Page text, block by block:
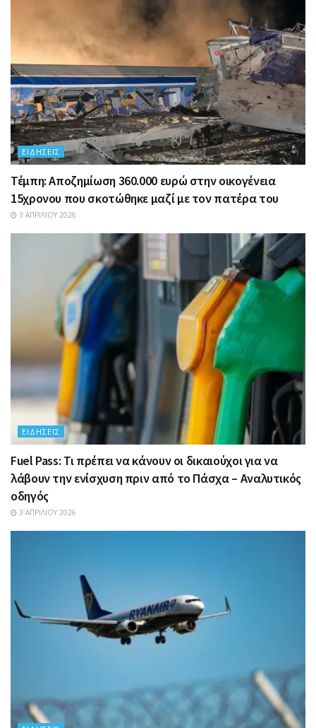
ΕΙΔΉΣΕΙΣ
Τέμπη: Αποζημίωση 360.000 ευρώ στην οικογένεια
15χρονου που σκοτώθηκε μαζί με τον πατέρα του
3 ΑΠΡΙΛΊΟΥ 2026
ΕΙΔΉΣΕΙΣ
Fuel Pass: Τι πρέπει να κάνουν οι δικαιούχοι για να
λάβουν την ενίσχυση πριν από το Πάσχα – Αναλυτικός
οδηγός
3 ΑΠΡΙΛΊΟΥ 2026